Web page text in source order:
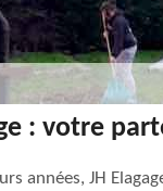
: votre
années, JH